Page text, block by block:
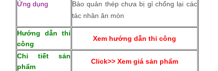
Ứng dụng
Bảo quản thép chưa bị gỉ chống lại các
tác nhân ăn mòn
Hướng dẫn thi
công
Xem hướng dẫn thi công
Chi tiết sản
phẩm
Click>> Xem giá sản phẩm